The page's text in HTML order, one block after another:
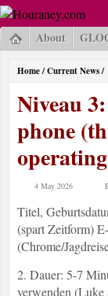
About
Home/Current News/
Niveau
phone
4 May 2026
Titel,
(spart Zeitform)
(Chrome/
2. Dauer: 5-7
verwenden